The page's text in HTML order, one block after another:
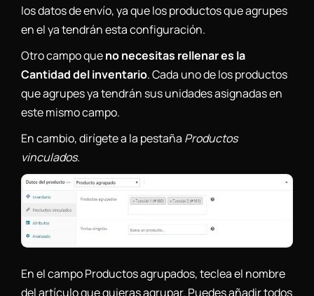
los datos de envío, ya que los productos que agrupes
en el ya tendrán esta configuración.
Otro campo queno necesitas rellenar es la
Cantidad del inventario. Cada uno de los productos
que agrupes ya tendrán sus unidades asignadas en
este mismo campo.
En cambio, dirígete a la pestaña Productos
vinculados.
En el campo Productos agrupados, teclea el nombre
del artículo que quieras agrupar. Puedes añadir todos